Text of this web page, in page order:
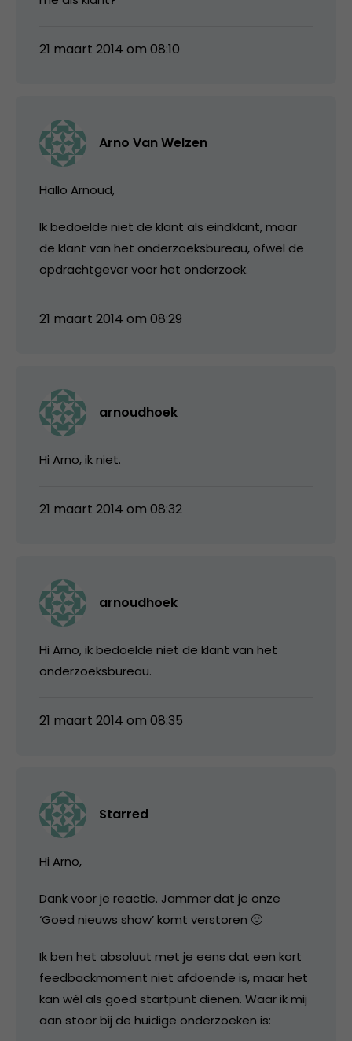
21 maart 2014 om 08:10
Arno Van Welzen
Hallo Arnoud,
Ik bedoelde niet de klant als eindklant, maar
de klant van het onderzoeksbureau, ofwel de
opdrachtgever voor het onderzoek.
21 maart 2014 om 08:29
arnoudhoek
Hi Arno, ik niet.
21 maart 2014 om 08:32
arnoudhoek
Hi Arno, ik bedoelde niet de klant van het
onderzoeksbureau.
21 maart 2014 om 08:35
Starred
Hi Arno,
Dank voor je reactie. Jammer dat je onze
‘Goed nieuws show’ komt verstoren 🙂
Ik ben het absoluut met je eens dat een kort
feedbackmoment niet afdoende is, maar het
kan wél als goed startpunt dienen. Waar ik mij
aan stoor bij de huidige onderzoeken is: